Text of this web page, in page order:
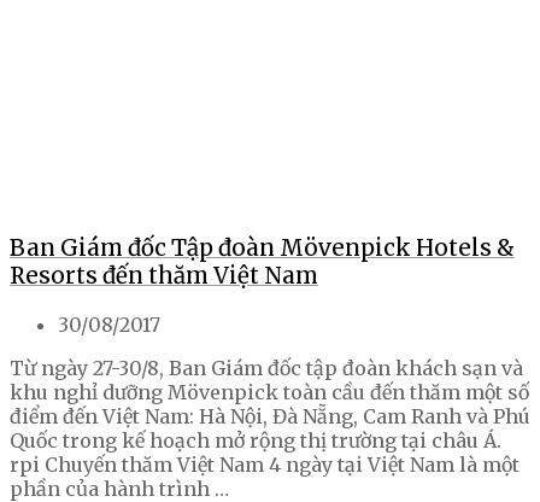
Ban Giám đốc Tập đoàn Mövenpick Hotels &
Resorts đến thăm Việt Nam
30/08/2017
Từ ngày 27-30/8, Ban Giám đốc tập đoàn khách sạn và
khu nghỉ dưỡng Mövenpick toàn cầu đến thăm một số
điểm đến Việt Nam: Hà Nội, Đà Nẵng, Cam Ranh và Phú
Quốc trong kế hoạch mở rộng thị trường tại châu Á.
rpi Chuyến thăm Việt Nam 4 ngày tại Việt Nam là một
phần của hành trình …